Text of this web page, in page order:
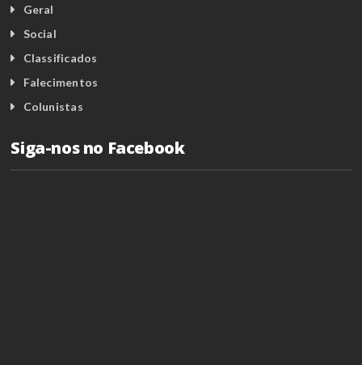
Geral
Social
Classificados
Falecimentos
Colunistas
Siga-nos no Facebook